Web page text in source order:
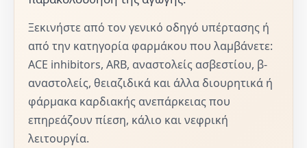
Ξεκινήστε από τον γενικό οδηγό υπέρτασης ή
από την κατηγορία φαρμάκου που λαμβάνετε:
ACE inhibitors, ARB, αναστολείς ασβεστίου, β-
αναστολείς, θειαζιδικά και άλλα διουρητικά ή
φάρμακα καρδιακής ανεπάρκειας που
επηρεάζουν πίεση, κάλιο και νεφρική
λειτουργία.